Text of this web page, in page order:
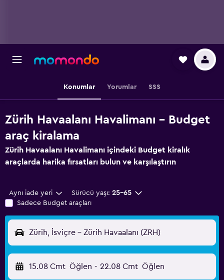
Konumlar Yorumlar SSS
Zürih Havaalanı Havalimanı - Budget
araç kiralama
Zürih Havaalanı Havalimanı içindeki Budget kiralık
araçlarda harika fırsatları bulun ve karşılaştırın
Aynı iade yeri Sürücü yaşı: 25-65
Sadece Budget araçları
Zürih, İsviçre - Zürih Havaalanı (ZRH)
15.08 Cmt Öğlen - 22.08 Cmt Öğlen